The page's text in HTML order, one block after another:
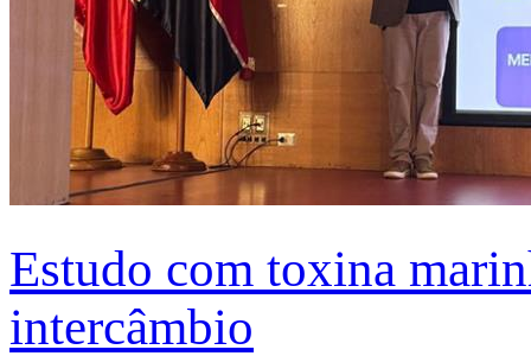
Estudo com toxina
intercâmbio